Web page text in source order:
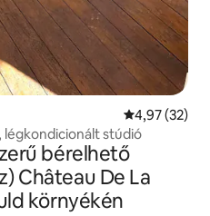
Átlagos
4,97 (32)
légkondicionált stúdió
bérelhető
Château De La
környékén